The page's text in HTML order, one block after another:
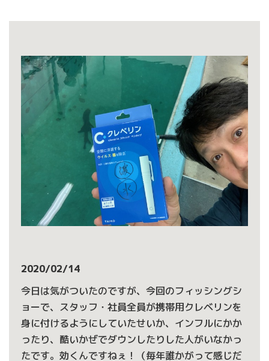
2020/02/14
今日は気がついたのですが、今回のフィッシングシ
ョーで、スタッフ・社員全員が携帯用クレベリンを
身に付けるようにしていたせいか、インフルにかか
ったり、酷いかぜでダウンしたりした人がいなかっ
たです。効くんですねぇ！（毎年誰かがって感じだ